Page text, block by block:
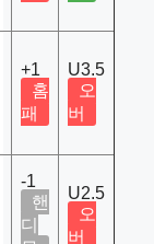
+1
홈
패
U3.5
오
버
-1
핸
디
U2.5
오
버